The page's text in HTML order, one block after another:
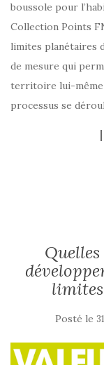
boussole pour
Collection Points
limites planétaires
de mesure qui
territoire lui-même
processus se
Posté le